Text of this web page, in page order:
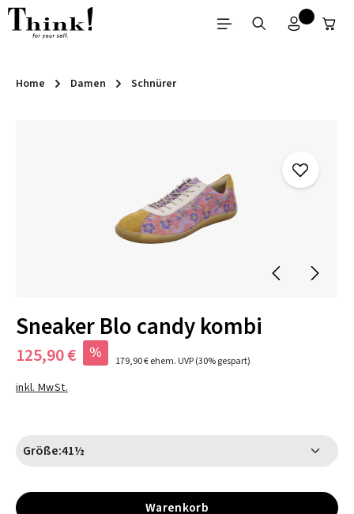
Zum Hauptinhalt springen
Home Damen Schnürer
Sneaker Blo candy kombi
125,90 € % 179,90 €ehem. UVP(30% gespart)
inkl. MwSt.
Größe:41½
Warenkorb